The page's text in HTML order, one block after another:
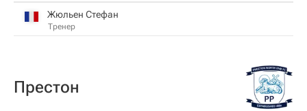
Жюльен Стефан
Тренер
Престон